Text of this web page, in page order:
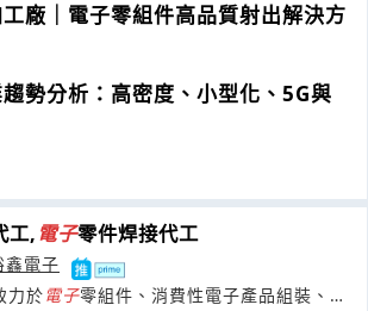
廠｜電子零組件高品質射出解決方
勢分析：高密度、小型化、5G與
工,電子零件焊接代工
鑫電子
力於電子零組件、消費性電子產品組裝、測